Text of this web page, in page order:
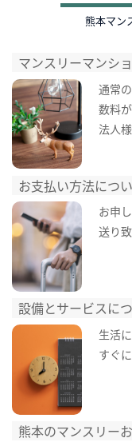
熊本マン
マンスリーマンシ
通常
数料
法人
お支払い方法につ
お申
送り致
設備とサービスに
生活
すぐ
熊本のマンスリー